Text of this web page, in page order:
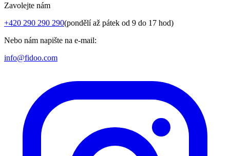
Zavolejte nám
+420 290 290 290(pondělí až pátek od 9 do 17 hod)
Nebo nám napište na e-mail:
info@fidoo.com